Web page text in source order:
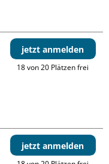
jetzt anmelden
18 von 20 Plätzen frei
jetzt anmelden